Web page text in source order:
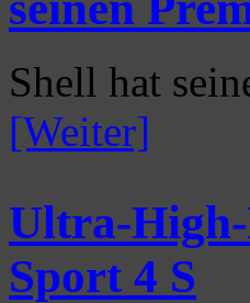
Shell hat
[Weiter]
Ultra-
Sport 4 S